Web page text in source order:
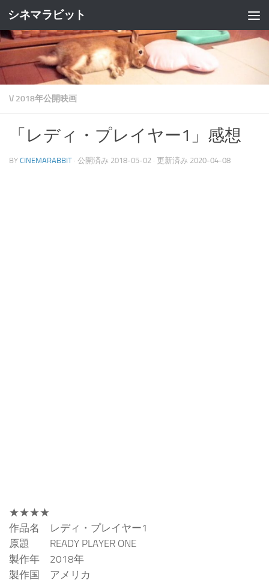
コンテンツへスキップ
シネマラビット
V 2018年公開映画
「レディ・プレイヤー1」感想
BY CINEMARABBIT · 公開済み 2018-05-02 · 更新済み 2020-04-08
★★★★
作品名 レディ・プレイヤー1
原題 READY PLAYER ONE
製作年 2018年
製作国 アメリカ